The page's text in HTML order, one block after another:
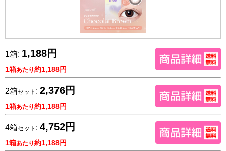
1箱: 1,188円
1箱あたり約1,188円
2箱セット : 2,376円
1箱あたり約1,188円
4箱セット : 4,752円
1箱あたり約1,188円